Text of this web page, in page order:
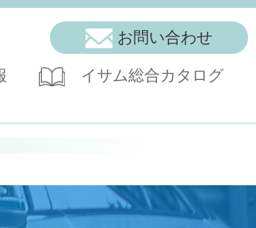
お問い合わせ
イサム総合カタログ